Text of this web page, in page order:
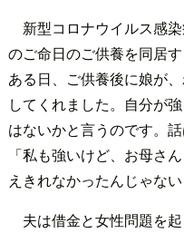
新型コロナウイルス感
のご命日のご供養を同居
ある日、ご供養後に娘が
してくれました。自分が
はないかと言うのです。
「私も強いけど、お母さ
えきれなかったんじゃな
夫は借金と女性問題を